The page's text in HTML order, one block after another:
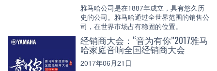
雅马哈公司是在1887年成立，具有悠久历
史的公司。雅马哈通过全世界范围的销售公
司，在世界市场占有稳固的位置。
经销商大会：“音为有你”2017雅马
哈家庭音响全国经销商大会
2017年06月21日